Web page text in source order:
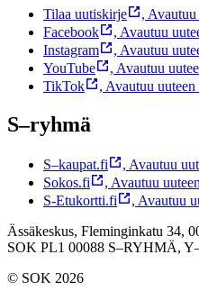
Tilaa uutiskirje , Avautuu
Facebook
, Avautuu
Instagram
, Avautuu
YouTube
, Avautuu
TikTok
, Avautuu uuteen
S–ryhmä
S–kaupat.fi , Avautuu
Sokos.fi
, Avautuu
S-Etukortti.fi
, Avautuu
Ässäkeskus, Fleminginkatu 34,
SOK PL1 00088 S–RYHMÄ,
© SOK 2026